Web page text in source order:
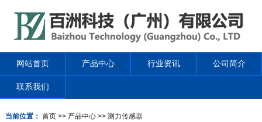
网站首页 产品中心 行业资讯 公司简介
联系我们
当前位置： 首页 >> 产品中心>> 测力传感器